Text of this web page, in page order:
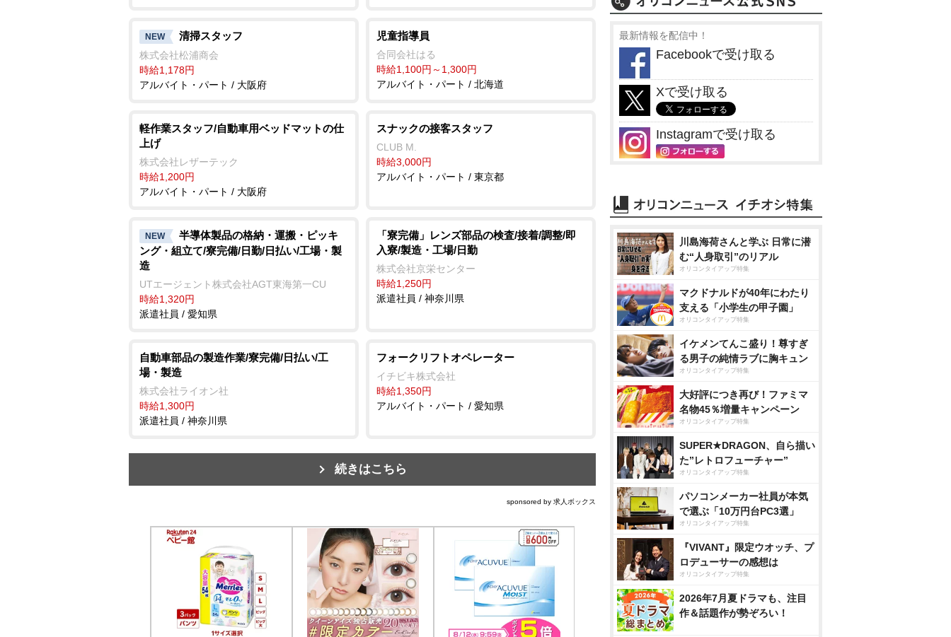
NEW 清掃スタッフ
株式会社松浦商会
時給1,178円
アルバイト・パート / 大阪府
児童指導員
合同会社はる
時給1,100円～1,300円
アルバイト・パート / 北海道
軽作業スタッフ/自動車用ベッドマットの仕
上げ
株式会社レザーテック
時給1,200円
アルバイト・パート / 大阪府
スナックの接客スタッフ
CLUB M.
時給3,000円
アルバイト・パート / 東京都
NEW
半導体製品の格納・運搬・ピッキ
ング・組立て/寮完備/日勤/日払い/工場・製
造
UTエージェント株式会社AGT東海第一CU
時給1,320円
派遣社員 / 愛知県
「寮完備」レンズ部品の検査/接着/調整/即
入寮/製造・工場/日勤
株式会社京栄センター
時給1,250円
派遣社員 / 神奈川県
自動車部品の製造作業/寮完備/日払い/工
場・製造
株式会社ライオン社
時給1,300円
派遣社員 / 神奈川県
フォークリフトオペレーター
イチビキ株式会社
時給1,350円
アルバイト・パート / 愛知県
続きはこちら
sponsored by 求人ボックス
最新情報を配信中！
Facebookで受け取る
Xで受け取る
Instagramで受け取る
川島海荷さんと学ぶ 日常に潜
む“人身取引”のリアル
オリコンタイアップ特集
マクドナルドが40年にわたり
支える「小学生の甲子園」
オリコンタイアップ特集
イケメンてんこ盛り！尊すぎ
る男子の純情ラブに胸キュン
オリコンタイアップ特集
大好評につき再び！ファミマ
名物45％増量キャンペーン
オリコンタイアップ特集
SUPER★DRAGON、自ら描い
た”レトロフューチャー”
オリコンタイアップ特集
パソコンメーカー社員が本気
で選ぶ「10万円台PC3選」
オリコンタイアップ特集
『VIVANT』限定ウオッチ、プ
ロデューサーの感想は
オリコンタイアップ特集
2026年7月夏ドラマも、注目
作＆話題作が勢ぞろい！